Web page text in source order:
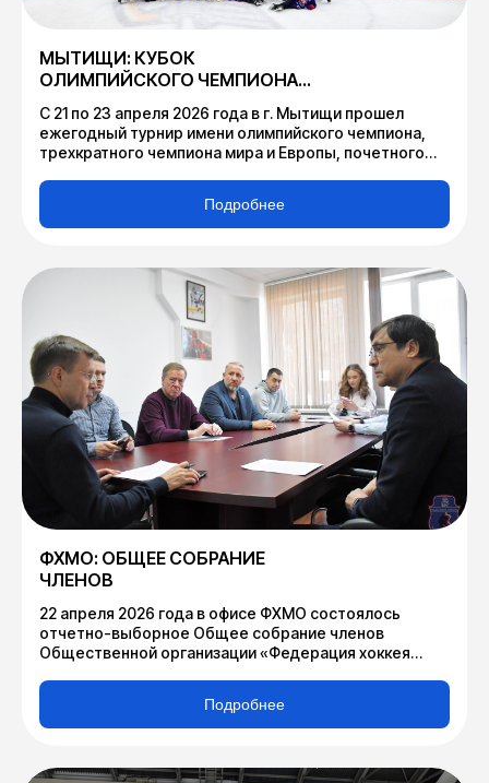
МЫТИЩИ: КУБОК
ОЛИМПИЙСКОГО ЧЕМПИОНА
ПО ХОККЕЮ В.И. ШАЛИМОВА
С 21 по 23 апреля 2026 года в г. Мытищи прошел
ежегодный турнир имени олимпийского чемпиона,
трехкратного чемпиона мира и Европы, почетного
Федерации хоккея Московской области - «Кубок
олимпийского чемпиона по хоккею В.И. Шалимова».
Подробнее
ФХМО: ОБЩЕЕ СОБРАНИЕ
ЧЛЕНОВ
22 апреля 2026 года в офисе ФХМО состоялось
отчетно-выборное Общее собрание членов
Общественной организации «Федерация хоккея
Подробнее